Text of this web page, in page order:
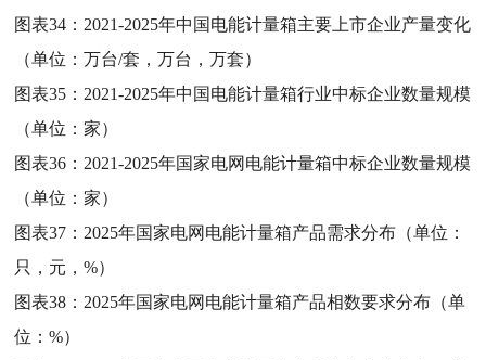
图表34： 2021-2025年中国电能计量箱主要上市企业产量变化
（单位：万台/套，万台，万套）
图表35： 2021-2025年中国电能计量箱行业中标企业数量规模
（单位：家）
图表36： 2021-2025年国家电网电能计量箱中标企业数量规模
（单位：家）
图表37： 2025年国家电网电能计量箱产品需求分布（单位：
只，元，%）
图表38： 2025年国家电网电能计量箱产品相数要求分布（单
位：%）